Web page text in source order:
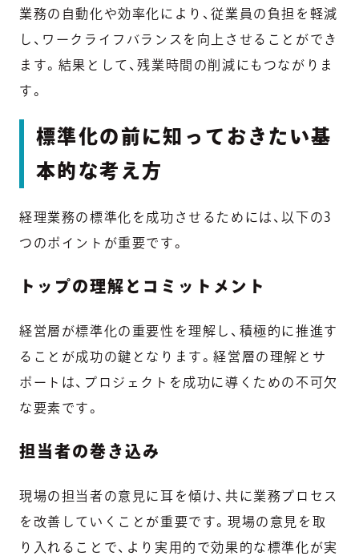
業務の自動化や効率化により、従業員の負担を軽減
し、ワークライフバランスを向上させることができ
ます。結果として、残業時間の削減にもつながりま
す。
標準化の前に知っておきたい基
本的な考え方
経理業務の標準化を成功させるためには、以下の3
つのポイントが重要です。
トップの理解とコミットメント
経営層が標準化の重要性を理解し、積極的に推進す
ることが成功の鍵となります。経営層の理解とサ
ポートは、プロジェクトを成功に導くための不可欠
な要素です。
担当者の巻き込み
現場の担当者の意見に耳を傾け、共に業務プロセス
を改善していくことが重要です。現場の意見を取
り入れることで、より実用的で効果的な標準化が実